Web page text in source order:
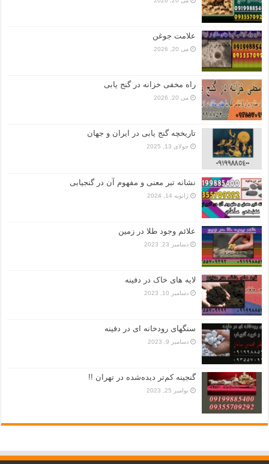
علامت جوغن
می 20, 2026
راه مخفی خزانه در گنج یابی
می 20, 2026
تاریخچه گنج‌ یابی در ایران و جهان
جولای 13, 2025
نشانه تبر معنی و مفهوم آن در گنجیابی
ژانویه 14, 2024
علائم وجود طلا در زمین
دسامبر 23, 2023
لایه های خاک در دفینه
دسامبر 10, 2023
سنگهای رودخانه ای در دفینه
دسامبر 9, 2023
گنجینه کم‌تر دیده‌شده در تهران !!
نوامبر 25, 2023